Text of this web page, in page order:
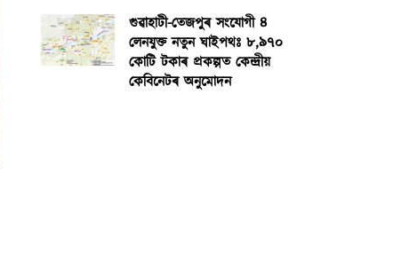
গুৱাহাটী-তেজপুৰ সংযোগী ৪
লেনযুক্ত নতুন ঘাইপথঃ ৮,৯৭০
কোটি টকাৰ প্ৰকল্পত কেন্দ্ৰীয়
কেবিনেটৰ অনুমোদন